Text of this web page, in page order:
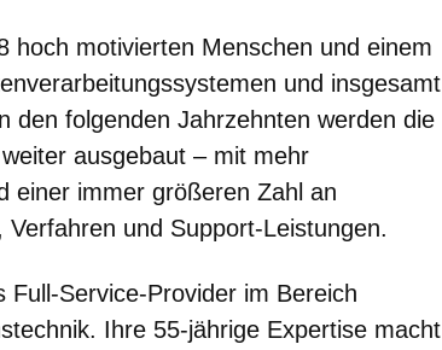
hoch motivierten Menschen und einem
und insgesamt
den folgenden Jahrzehnten werden die
ausgebaut – mit mehr
einer immer größeren Zahl an
und Support-Leistungen.
Service-Provider im Bereich
Ihre 55-jährige Expertise macht